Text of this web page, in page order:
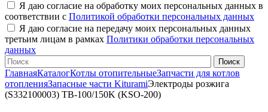
Я даю согласие на обработку моих персональных данных в
соответствии с Политикой обработки персональных данных
Я даю согласие на передачу моих персональных данных
третьим лицам в рамках Политики обработки персональных
данных
ГлавнаяКаталогКотлы отопительныеЗапчасти для котлов
отопленияЗапасные части KituramiЭлектроды розжига
(S332100003) TB-100/150K (KSO-200)